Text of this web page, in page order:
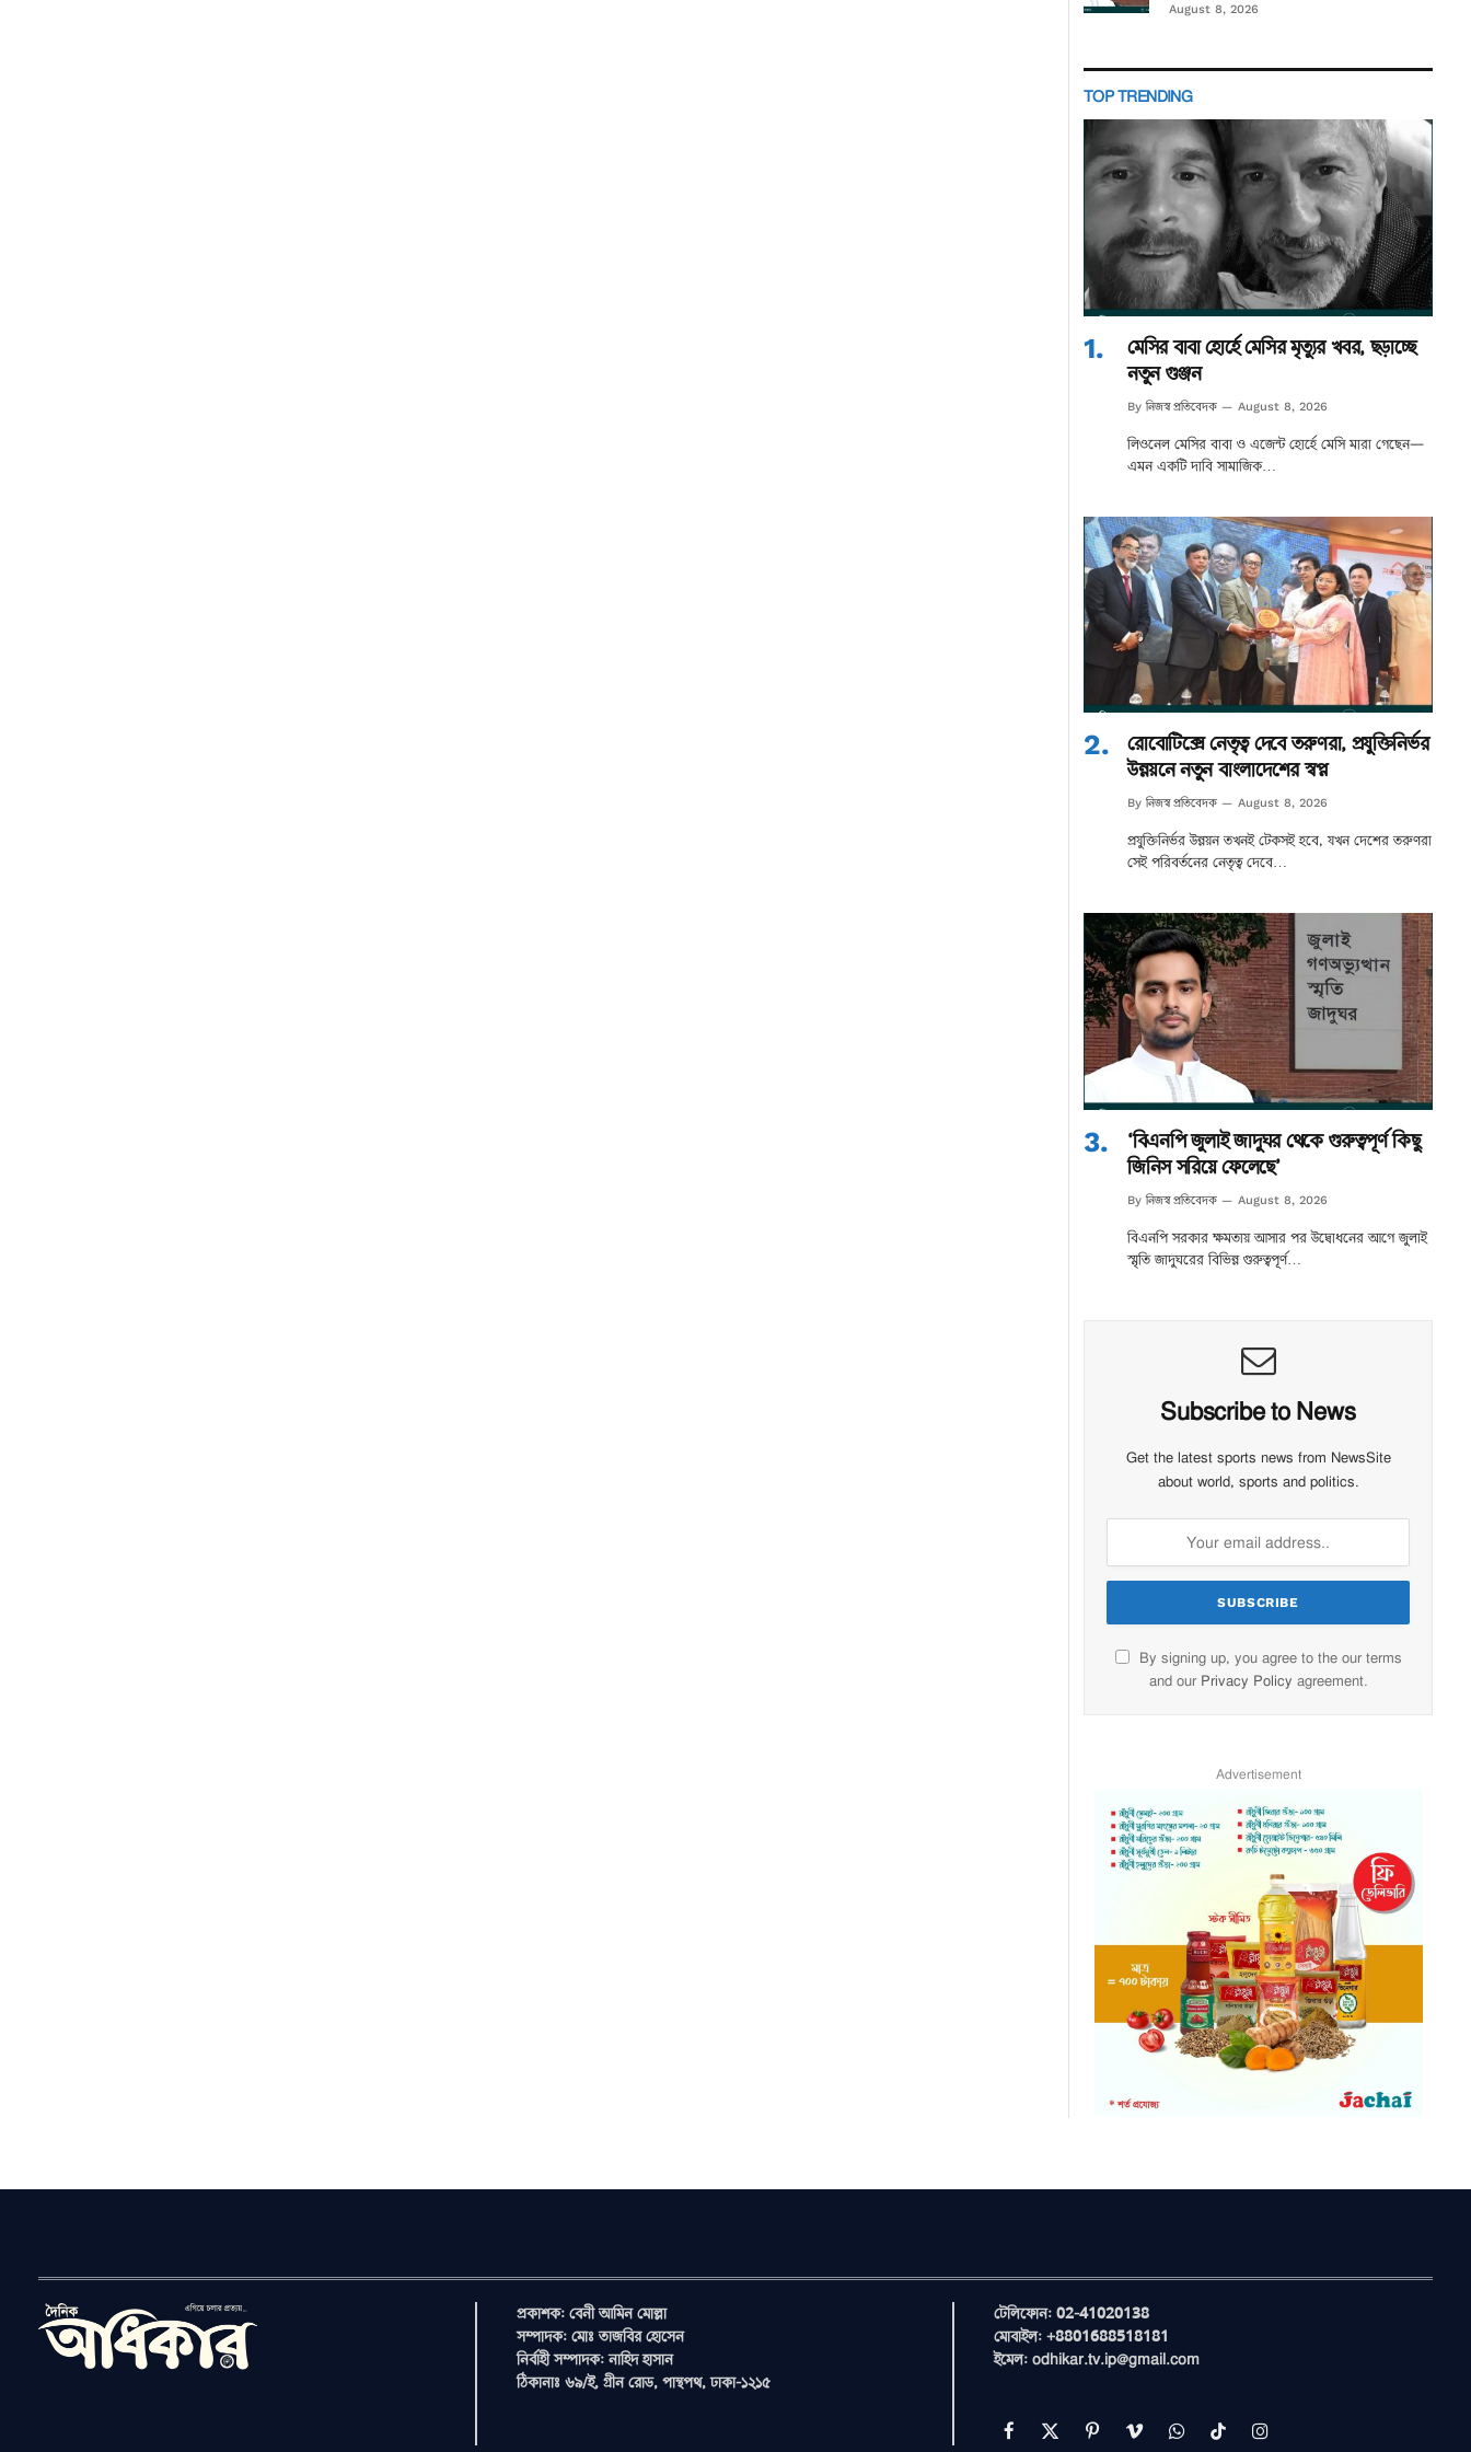
August 8, 2026
TOP TRENDING
মেসির বাবা হোর্হে মেসির মৃত্যুর খবর, ছড়াচ্ছে
নতুন গুঞ্জন
By নিজস্ব প্রতিবেদক August 8, 2026
লিওনেল মেসির বাবা ও এজেন্ট হোর্হে মেসি মারা গেছেন—
এমন একটি দাবি সামাজিক…
রোবোটিক্সে নেতৃত্ব দেবে তরুণরা, প্রযুক্তিনির্ভর
উন্নয়নে নতুন বাংলাদেশের স্বপ্ন
By নিজস্ব প্রতিবেদক August 8, 2026
প্রযুক্তিনির্ভর উন্নয়ন তখনই টেকসই হবে, যখন দেশের তরুণরা
সেই পরিবর্তনের নেতৃত্ব দেবে…
‘বিএনপি জুলাই জাদুঘর থেকে গুরুত্বপূর্ণ কিছু
জিনিস সরিয়ে ফেলেছে’
By নিজস্ব প্রতিবেদক August 8, 2026
বিএনপি সরকার ক্ষমতায় আসার পর উদ্বোধনের আগে জুলাই
স্মৃতি জাদুঘরের বিভিন্ন গুরুত্বপূর্ণ…
Subscribe to News
Get the latest sports news from NewsSite
about world, sports and politics.
By signing up, you agree to the our terms
and our Privacy Policy agreement.
Advertisement
প্রকাশক: বেনী আমিন মোল্লা
সম্পাদক: মোঃ তাজবির হোসেন
নির্বাহী সম্পাদক: নাহিদ হাসান
ঠিকানাঃ ৬৯/ই, গ্রীন রোড, পান্থপথ, ঢাকা-১২১৫
টেলিফোন: 02-41020138
মোবাইল: +8801688518181
ইমেল: odhikar.tv.ip@gmail.com
Facebook
X PinterestVimeoWhatsAppTikTokInstagram